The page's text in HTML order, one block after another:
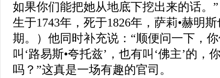
如果你们能把她从地底下挖出来的话。
生于1743年，死于1826年，萨莉•赫明
期。）他同时补充说：“顺便问一下，
叫‘路易斯•夸托兹’，也有叫‘佛主’的，
吗？”这真是一场有趣的官司。